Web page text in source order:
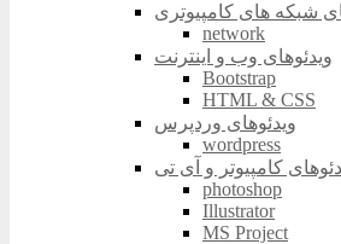
شبکه های کامپیوتری
network
ویدئوهای وب و اینترنت
Bootstrap
HTML & CSS
ویدئوهای وردپرس
wordpress
کامپیوتر و آی تی
photoshop
Illustrator
MS Project